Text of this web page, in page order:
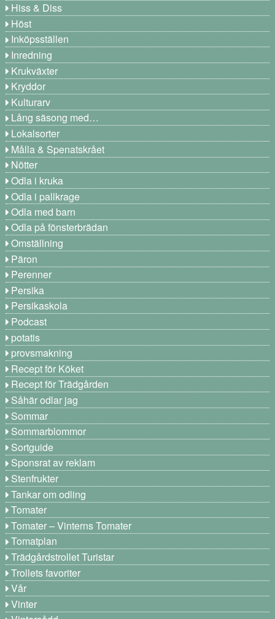
Hiss & Diss
Höst
Inköpsställen
Inredning
Krukväxter
Kryddor
Kulturarv
Lång säsong med…
Lokalsorter
Målla & Spenatskrået
Nötter
Odla i kruka
Odla i pallkrage
Odla med barn
Odla på fönsterbrädan
Omställning
Päron
Perenner
Persika
Persikaskola
Podcast
potatis
provsmakning
Recept för Köket
Recept för Trädgården
Såhär odlar jag
Sommar
Sommarblommor
Sortguide
Sponsrat av reklam
Stenfrukter
Tankar om odling
Tomater
Tomater – Vinterns Tomater
Tomatplan
Trädgårdstrollet Turistar
Trollets favoriter
Vår
Vinter